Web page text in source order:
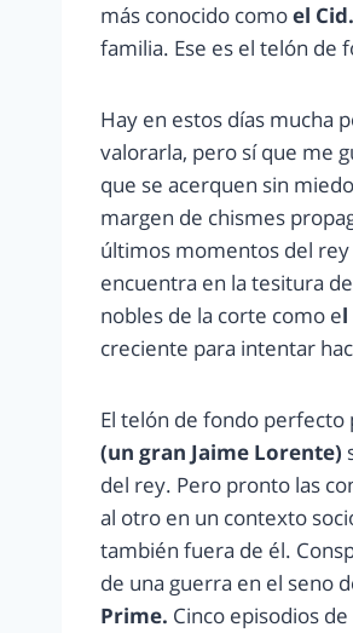
más conocido comoel Cid.
familia. Ese es el telón de
Hay en estos días mucha
valorarla, pero sí que me
que se acerquen sin
margen de chismes
últimos momentos del rey
encuentra en la tesitura
nobles de la corte como el
creciente para intentar
El telón de fondo perfecto
(un gran Jaime Lorente)
del rey. Pero pronto las
al otro en un contexto
también fuera de él.
de una guerra en el seno
Prime. Cinco episodios